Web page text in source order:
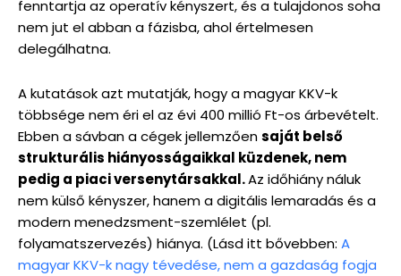
fenntartja az operatív kényszert, és a tulajdonos soha
nem jut el abban a fázisba, ahol értelmesen
delegálhatna.
A kutatások azt mutatják, hogy a magyar KKV-k
többsége nem éri el az évi 400 millió Ft-os árbevételt.
Ebben a sávban a cégek jellemzőensaját belső
strukturális hiányosságaikkal küzdenek, nem
pedig a piaci versenytársakkal.Az időhiány náluk
nem külső kényszer, hanem a digitális lemaradás és a
modern menedzsment-szemlélet (pl.
folyamatszervezés) hiánya. (Lásd itt bővebben: A
magyar KKV-k nagy tévedése, nem a gazdaság fogja